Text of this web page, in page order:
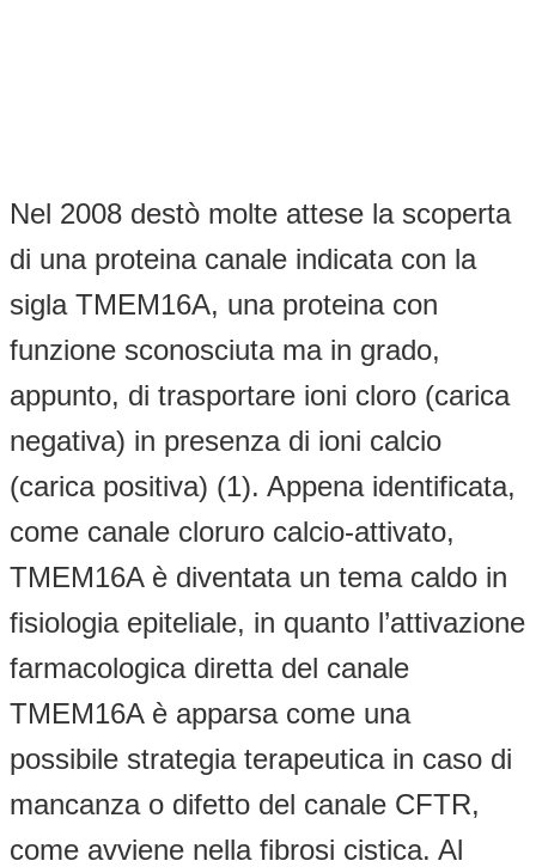
Nel 2008 destò molte attese la scoperta
di una proteina canale indicata con la
sigla TMEM16A, una proteina con
funzione sconosciuta ma in grado,
appunto, di trasportare ioni cloro (carica
negativa) in presenza di ioni calcio
(carica positiva) (1). Appena identificata,
come canale cloruro calcio-attivato,
TMEM16A è diventata un tema caldo in
fisiologia epiteliale, in quanto l’attivazione
farmacologica diretta del canale
TMEM16A è apparsa come una
possibile strategia terapeutica in caso di
mancanza o difetto del canale CFTR,
come avviene nella fibrosi cistica. Al